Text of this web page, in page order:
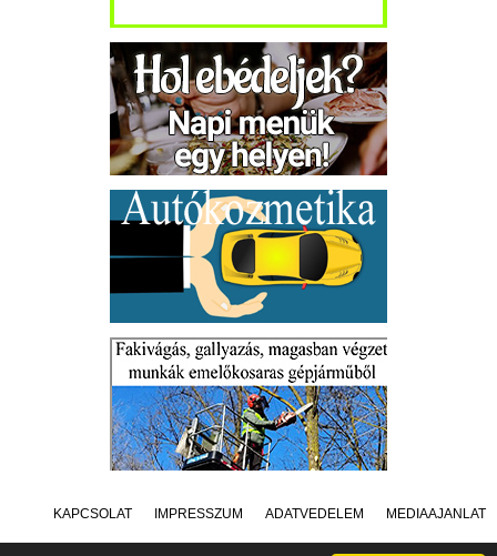
KAPCSOLAT IMPRESSZUM ADATVÉDELEM MÉDIAAJÁNLAT